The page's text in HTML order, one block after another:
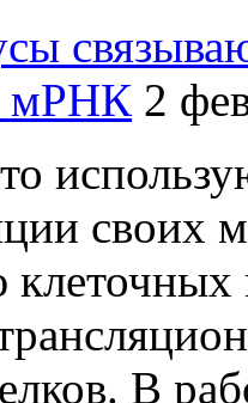
мРНК 2
своих
В